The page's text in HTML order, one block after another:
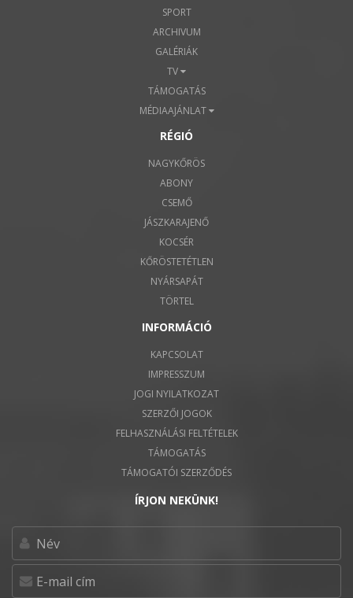
SPORT
ARCHIVUM
GALÉRIÁK
TV
TÁMOGATÁS
MÉDIAAJÁNLAT
RÉGIÓ
NAGYKŐRÖS
ABONY
CSEMŐ
JÁSZKARAJENŐ
KOCSÉR
KŐRÖSTETÉTLEN
NYÁRSAPÁT
TÖRTEL
INFORMÁCIÓ
KAPCSOLAT
IMPRESSZUM
JOGI NYILATKOZAT
SZERZŐI JOGOK
FELHASZNÁLÁSI FELTÉTELEK
TÁMOGATÁS
TÁMOGATÓI SZERZŐDÉS
ÍRJON NEKÜNK!